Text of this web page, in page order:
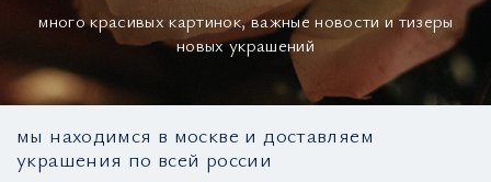
много красивых картинок, важные новости и тизеры
новых украшений
мы находимся в москве и доставляем
украшения по всей россии